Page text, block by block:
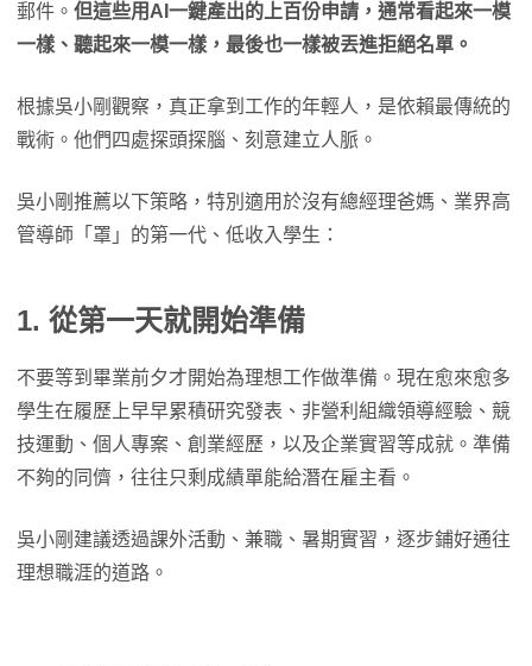
郵件。 但這些用AI一鍵產出的上百份申請，通常看起來一模
一樣、聽起來一模一樣，最後也一樣被丟進拒絕名單。
根據吳小剛觀察，真正拿到工作的年輕人，是依賴最傳統的
戰術。他們四處探頭探腦、刻意建立人脈。
吳小剛推薦以下策略，特別適用於沒有總經理爸媽、業界高
管導師「罩」的第一代、低收入學生：
1. 從第一天就開始準備
不要等到畢業前夕才開始為理想工作做準備。現在愈來愈多
學生在履歷上早早累積研究發表、非營利組織領導經驗、競
技運動、個人專案、創業經歷，以及企業實習等成就。準備
不夠的同儕，往往只剩成績單能給潛在雇主看。
吳小剛建議透過課外活動、兼職、暑期實習，逐步鋪好通往
理想職涯的道路。